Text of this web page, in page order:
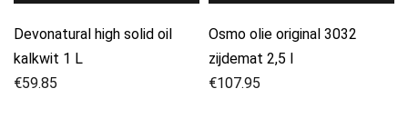
Devonatural high solid oil
kalkwit 1 L
€59.85
Osmo olie original 3032
zijdemat 2,5 l
€107.95